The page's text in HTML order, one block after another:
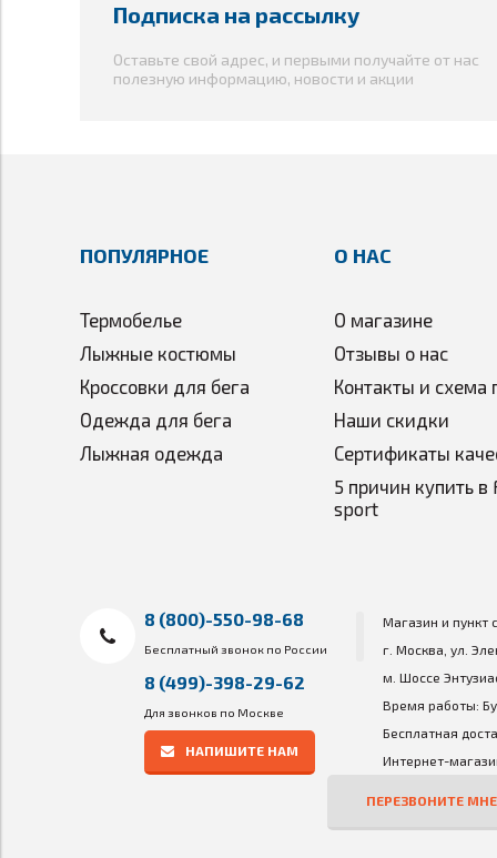
Подписка на рассылку
Оставьте свой адрес, и первыми получайте от нас
полезную информацию, новости и акции
ПОПУЛЯРНОЕ
Термобелье
Лыжные костюмы
Кроссовки для бега
Одежда для бега
Лыжная одежда
О НАС
О магазине
Отзывы о нас
Контакты и схема
Наши скидки
Сертификаты
5 причин купить в
sport
8 (800)-550-98-68
Бесплатный звонок по России
8 (499)-398-29-62
Для звонков по Москве
НАПИШИТЕ НАМ
Магазин и пункт
г. Москва, ул.
м. Шоссе
Время работы:
Бесплатная
Интернет-
ПЕРЕЗВОНИТЕ МНЕ